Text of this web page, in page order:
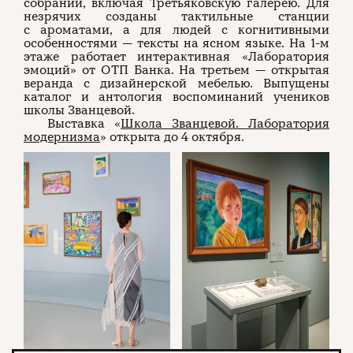
собраний, включая Третьяковскую галерею. Для
незрячих созданы тактильные станции
с ароматами, а для людей с когнитивными
особенностями — тексты на ясном языке. На 1-м
этаже работает интерактивная «Лаборатория
эмоций» от ОТП Банка. На третьем — открытая
веранда с дизайнерской мебелью. Выпущены
каталог и антология воспоминаний учеников
школы Званцевой.
Выставка «Школа Званцевой. Лаборатория
модернизма» открыта до 4 октября.